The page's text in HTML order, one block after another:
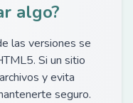
algo?
las versiones se
Si un sitio
y evita
seguro.